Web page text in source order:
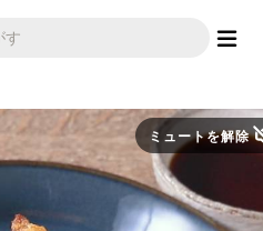
ミュートを解除